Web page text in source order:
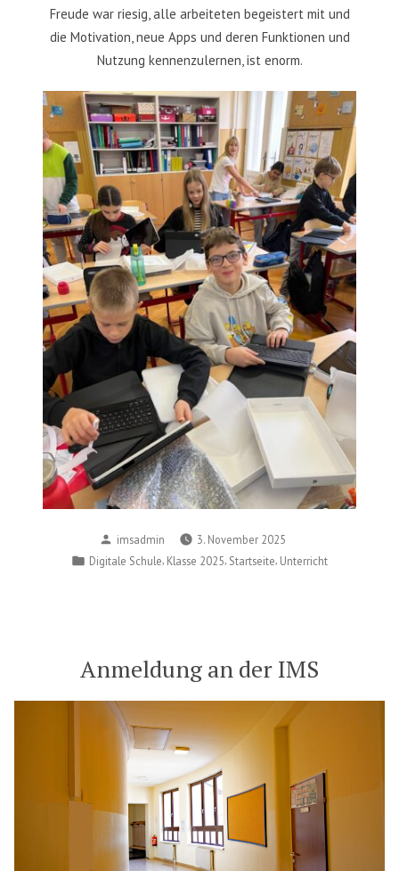
Freude war riesig, alle arbeiteten begeistert mit und
die Motivation, neue Apps und deren Funktionen und
Nutzung kennenzulernen, ist enorm.
Posted
by
imsadmin
3. November 2025
Posted
Digitale Schule Klasse 2025 Startseite Unterricht
Anmeldung an der IMS